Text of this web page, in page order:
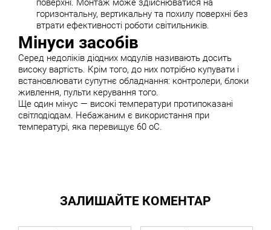
поверхні. Монтаж може здійснюватися на
горизонтальну, вертикальну та похилу поверхні без
втрати ефективності роботи світильників.
Мінуси засобів
Серед недоліків діодних модулів називають досить
високу вартість. Крім того, до них потрібно купувати і
встановлювати супутнє обладнання: контролери, блоки
живлення, пульти керування того.
Ще один мінус — високі температури протипоказані
світлодіодам. Небажаним є використання при
температурі, яка перевищує 60 оС.
ЗАЛИШАЙТЕ КОМЕНТАР